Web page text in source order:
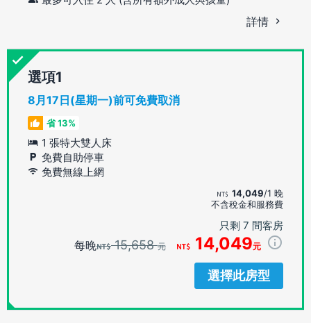
詳情
選項
8月17日(星期一)前可免費取消
省 13%
1 張特大雙人床
免費自助停車
免費無線上網
14,049/1 晚
不含稅金和服務費
只剩 7 間客房
每晚 15,658元 14,049元
選擇此房型